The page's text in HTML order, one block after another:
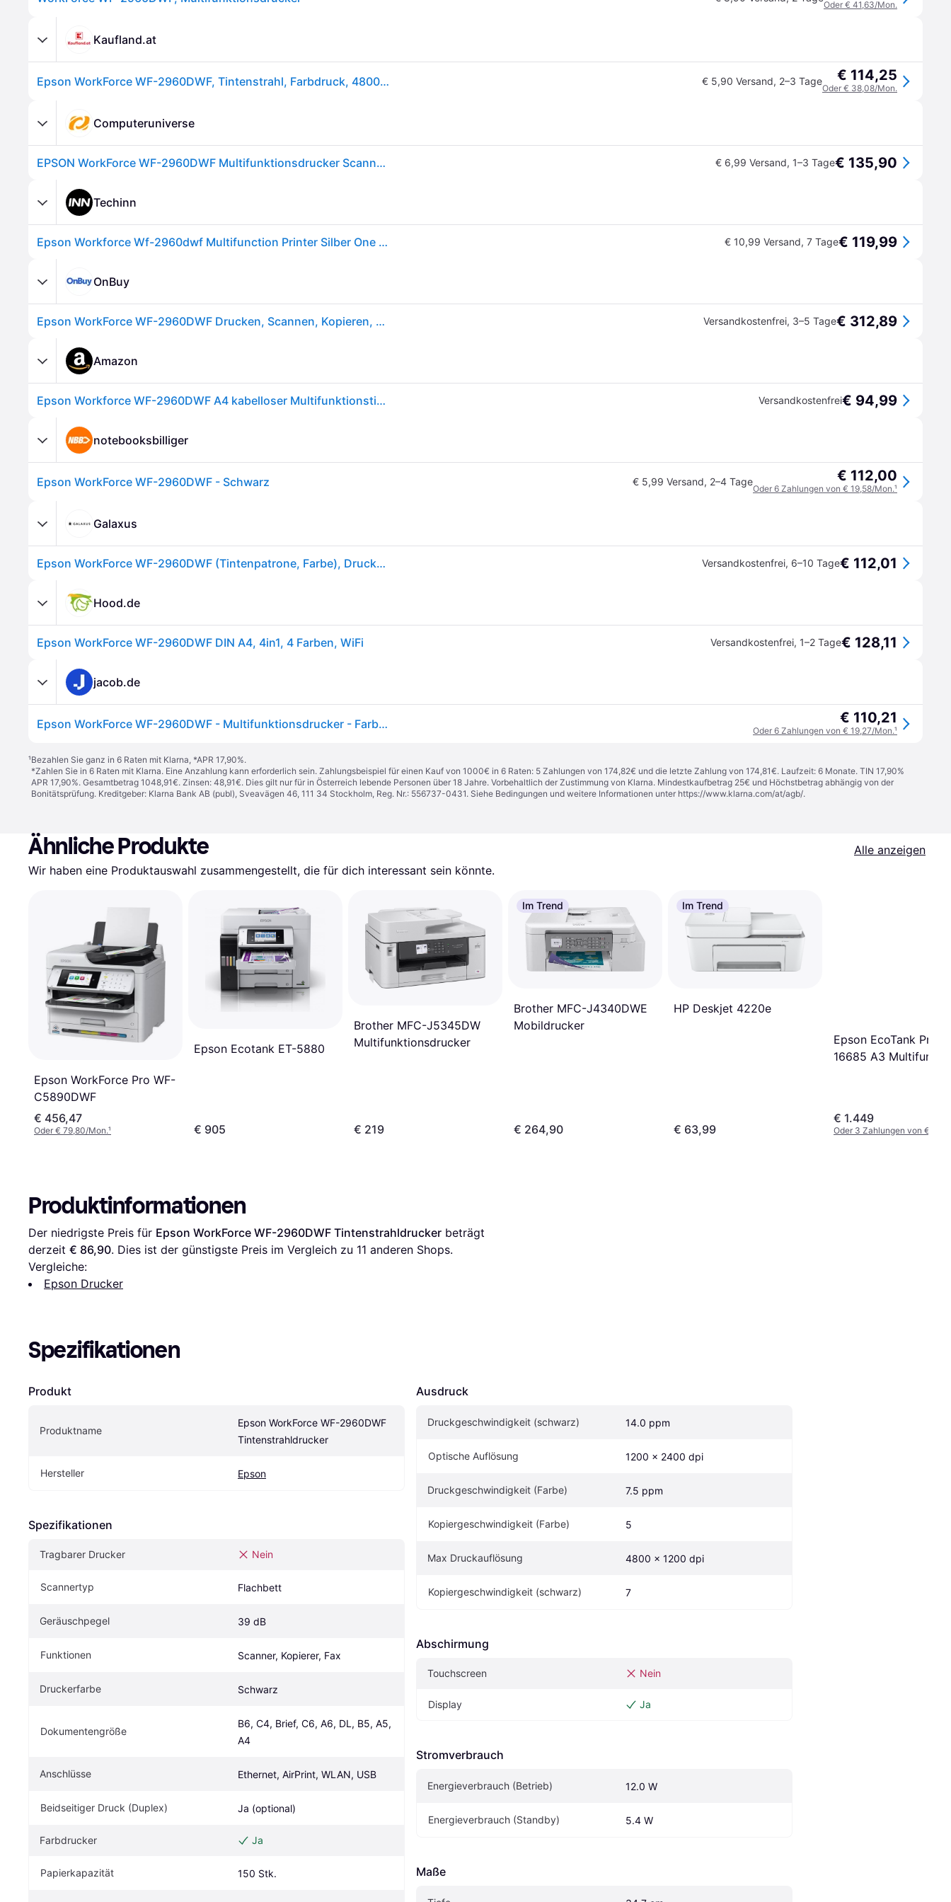
Oder € 41,63/Mon.
Kaufland.at
Epson WorkForce WF-2960DWF, Tintenstrahl, Farbdruck, 4800 x 1200 DPI, A4, Direktdruck, Schwarz € 5,90 Versand, 2–3 Tage € 114,25
Oder € 38,08/Mon.
Computeruniverse
EPSON WorkForce WF-2960DWF Multifunktionsdrucker Scanner Kopierer Fax WLAN NFC 25€ Cashback € 6,99 Versand, 1–3 Tage€ 135,90
Techinn
Epson Workforce Wf-2960dwf Multifunction Printer Silber One Size / EU Plug 220V € 10,99 Versand, 7 Tage€ 119,99
OnBuy
Epson WorkForce WF-2960DWF Drucken, Scannen, Kopieren, Faxen, 4.800 x 1.200 DPI, 33 Seiten/Min. Schwarzweiß, 20 Seiten/Min. Farbe. mit Versandkostenfrei, 3–5 Tage€ 312,89
Amazon
Epson Workforce WF-2960DWF A4 kabelloser Multifunktionstintenstrahldrucker Versandkostenfrei€ 94,99
notebooksbilliger
Epson WorkForce WF-2960DWF - Schwarz € 5,99 Versand, 2–4 Tage € 112,00
Oder 6 Zahlungen von € 19,58/Mon.¹
Galaxus
Epson WorkForce WF-2960DWF (Tintenpatrone, Farbe), Drucker, Schwarz Versandkostenfrei, 6–10 Tage€ 112,01
Hood.de
Epson WorkForce WF-2960DWF DIN A4, 4in1, 4 Farben, WiFi Versandkostenfrei, 1–2 Tage€ 128,11
jacob.de
Epson WorkForce WF-2960DWF - Multifunktionsdrucker - Farbe - Tintenstrahl - Letter A (216 x 279 mm)/A4 (210 x 297 mm) (Original) - A4/Letter (Medien) - bis zu 14 Seiten/Min. (Drucken) - 150 Blatt - 33.6 Kbps - USB 2.0, LAN, Wi-Fi(n) € 110,21
Oder 6 Zahlungen von € 19,27/Mon.¹
¹Bezahlen Sie ganz in 6 Raten mit Klarna, *APR 17,90%.
*Zahlen Sie in 6 Raten mit Klarna. Eine Anzahlung kann erforderlich sein. Zahlungsbeispiel für einen Kauf von 1000€ in 6 Raten: 5 Zahlungen von 174,82€ und die letzte Zahlung von 174,81€. Laufzeit: 6 Monate. TIN 17,90%
APR 17,90%. Gesamtbetrag 1048,91€. Zinsen: 48,91€. Dies gilt nur für in Österreich lebende Personen über 18 Jahre. Vorbehaltlich der Zustimmung von Klarna. Mindestkaufbetrag 25€ und Höchstbetrag abhängig von der
Bonitätsprüfung. Kreditgeber: Klarna Bank AB (publ), Sveavägen 46, 111 34 Stockholm, Reg. Nr.: 556737-0431. Siehe Bedingungen und weitere Informationen unter https://www.klarna.com/at/agb/.
Ähnliche Produkte
Alle anzeigen
Wir haben eine Produktauswahl zusammengestellt, die für dich interessant sein könnte.
Epson WorkForce Pro WF-
C5890DWF
€ 456,47
Oder € 79,80/Mon.¹
Epson Ecotank ET-5880
€ 905
Brother MFC-J5345DW
Multifunktionsdrucker
€ 219
Im Trend
Brother MFC-J4340DWE
Mobildrucker
€ 264,90
Im Trend
HP Deskjet 4220e
€ 63,99
Epson EcoTank Pro
16685 A3
€ 1.449
Oder 3 Zahlungen von €
Produktinformationen
Der niedrigste Preis für Epson WorkForce WF-2960DWF Tintenstrahldrucker beträgt
derzeit € 86,90. Dies ist der günstigste Preis im Vergleich zu 11 anderen Shops.
Vergleiche:
Epson Drucker
Spezifikationen
Produkt
Produktname
Epson WorkForce WF-2960DWF
Tintenstrahldrucker
Hersteller Epson
Spezifikationen
Tragbarer Drucker Nein
Scannertyp Flachbett
Geräuschpegel 39 dB
Funktionen Scanner, Kopierer, Fax
Druckerfarbe Schwarz
Dokumentengröße
B6, C4, Brief, C6, A6, DL, B5, A5,
A4
Anschlüsse Ethernet, AirPrint, WLAN, USB
Beidseitiger Druck (Duplex) Ja (optional)
Farbdrucker Ja
Papierkapazität 150 Stk.
Ausdruck
Druckgeschwindigkeit (schwarz) 14.0 ppm
Optische Auflösung 1200 x 2400 dpi
Druckgeschwindigkeit (Farbe) 7.5 ppm
Kopiergeschwindigkeit (Farbe) 5
Max Druckauflösung 4800 x 1200 dpi
Kopiergeschwindigkeit (schwarz) 7
Abschirmung
Touchscreen Nein
Display Ja
Stromverbrauch
Energieverbrauch (Betrieb) 12.0 W
Energieverbrauch (Standby) 5.4 W
Maße